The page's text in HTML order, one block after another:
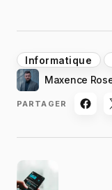
Informatique
Maxence
PARTAGER